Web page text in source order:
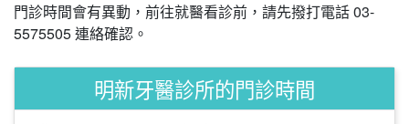
門診時間會有異動，前往就醫看診前，請先撥打電話 03-
5575505 連絡確認。
明新牙醫診所的門診時間